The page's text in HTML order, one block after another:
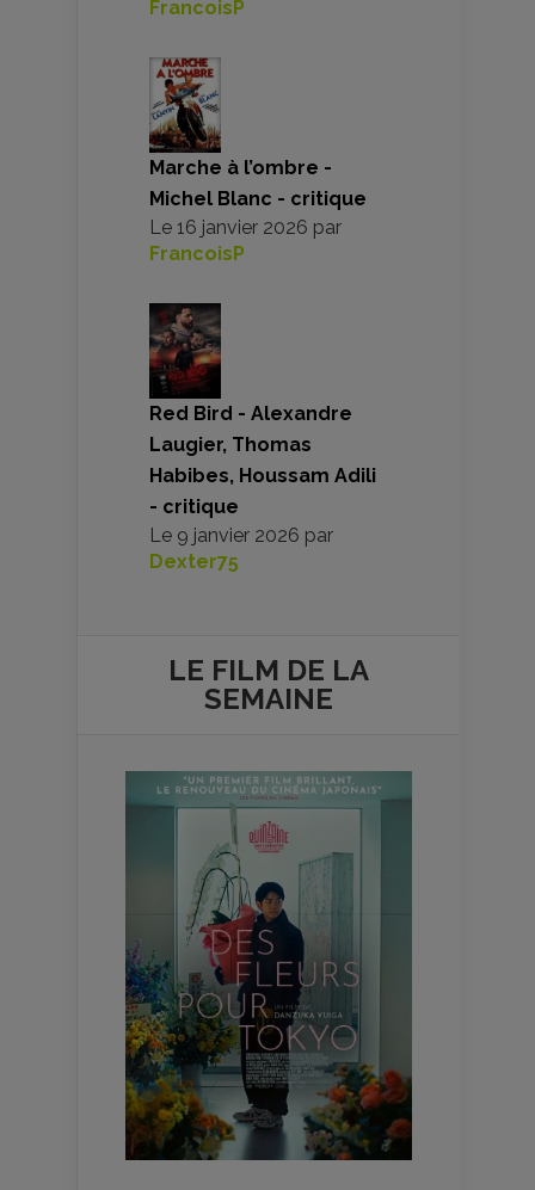
FrancoisP
Marche à l’ombre -
Michel Blanc - critique
Le 16 janvier 2026 par
FrancoisP
Red Bird - Alexandre
Laugier, Thomas
Habibes, Houssam Adili
- critique
Le 9 janvier 2026 par
Dexter75
LE FILM DE LA
SEMAINE